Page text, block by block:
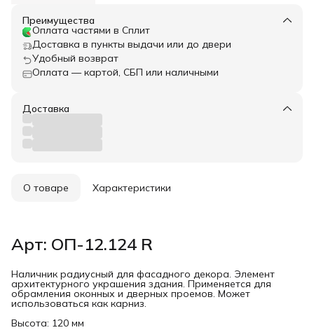
Преимущества
Оплата частями в Сплит
Доставка в пункты выдачи или до двери
Удобный возврат
Оплата — картой, СБП или наличными
Доставка
О товаре Характеристики
Арт: ОП-12.124 R
Наличник радиусный для фасадного декора. Элемент
архитектурного украшения здания. Применяется для
обрамления оконных и дверных проемов. Может
использоваться как карниз.
Высота: 120 мм